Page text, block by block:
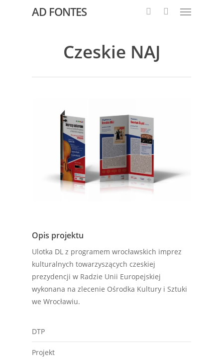
AD FONTES
Czeskie NAJ
Opis projektu
Ulotka DL z programem wrocławskich imprez
kulturalnych towarzyszących czeskiej
prezydencji w Radzie Unii Europejskiej
wykonana na zlecenie Ośrodka Kultury i Sztuki
we Wrocławiu.
DTP
Projekt